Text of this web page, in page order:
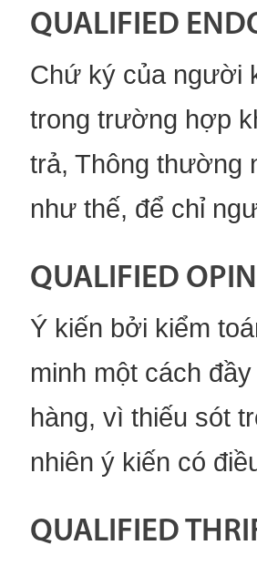
QUALIFIED
Chứ ký của người
trong trường hợp
trả, Thông thường
như thế, để chỉ
QUALIFIED
Ý kiến bởi kiểm
minh một cách
hàng, vì thiếu sót
nhiên ý kiến có
QUALIFIED